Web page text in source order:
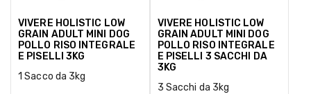
VIVERE HOLISTIC LOW
GRAIN ADULT MINI DOG
POLLO RISO INTEGRALE
E PISELLI 3KG
1 Sacco da 3kg
VIVERE HOLISTIC LOW
GRAIN ADULT MINI DOG
POLLO RISO INTEGRALE
E PISELLI 3 SACCHI DA
3KG
3 Sacchi da 3kg